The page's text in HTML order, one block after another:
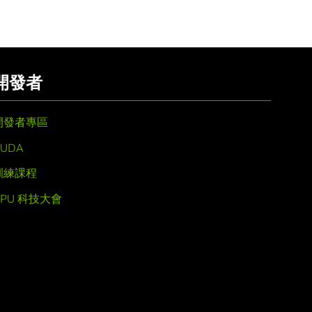
發者
發者專區
練課程
科技大會